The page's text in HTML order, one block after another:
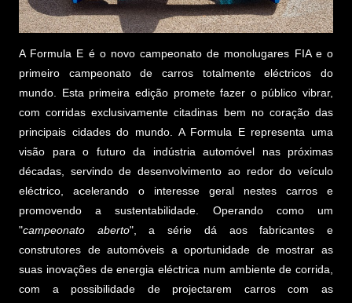
A Formula E é o novo campeonato de monolugares FIA e o
primeiro campeonato de carros totalmente eléctricos do
mundo. Esta primeira edição promete fazer o público vibrar,
com corridas exclusivamente citadinas bem no coração das
principais cidades do mundo. A Formula E representa uma
visão para o futuro da indústria automóvel nas próximas
décadas, servindo de desenvolvimento ao redor do veículo
eléctrico, acelerando o interesse geral nestes carros e
promovendo a sustentabilidade. Operando como um
"campeonato aberto", a série dá aos fabricantes e
construtores de automóveis a oportunidade de mostrar as
suas inovações de energia eléctrica num ambiente de corrida,
com a possibilidade de projectarem carros com as